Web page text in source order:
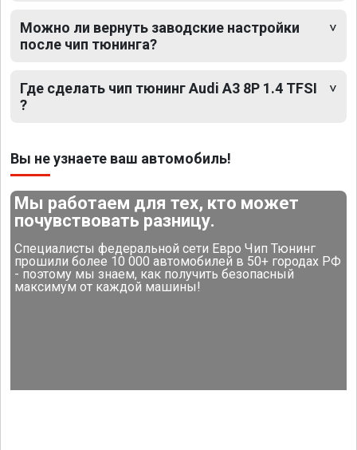
Можно ли вернуть заводские настройки
после чип тюнинга?
Где сделать чип тюнинг Audi A3 8P 1.4 TFSI
?
Вы не узнаете ваш автомобиль!
Мы работаем для тех, кто может
почувствовать разницу.
Специалисты федеральной сети Евро Чип Тюнинг
прошили более 10 000 автомобилей в 50+ городах РФ
- поэтому мы знаем, как получить безопасный
максимум от каждой машины!